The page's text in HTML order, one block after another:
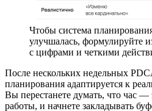
Чтобы система
улучшалась, формулируйте
с цифрами и четкими
После нескольких недельных
планирования адаптируется к
Вы перестанете думать, что час —
работы, и начнете закладывать